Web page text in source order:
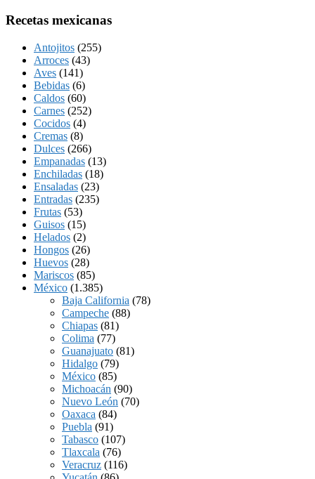
Recetas mexicanas
Antojitos (255)
Arroces (43)
Aves (141)
Bebidas (6)
Caldos (60)
Carnes (252)
Cocidos (4)
Cremas (8)
Dulces (266)
Empanadas (13)
Enchiladas (18)
Ensaladas (23)
Entradas (235)
Frutas (53)
Guisos (15)
Helados (2)
Hongos (26)
Huevos (28)
Mariscos (85)
México (1.385)
Baja California (78)
Campeche (88)
Chiapas (81)
Colima (77)
Guanajuato (81)
Hidalgo (79)
México (85)
Michoacán (90)
Nuevo León (70)
Oaxaca (84)
Puebla (91)
Tabasco (107)
Tlaxcala (76)
Veracruz (116)